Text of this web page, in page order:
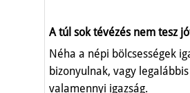
A túl sok tévézés nem tesz
Néha a népi bölcsességek
bizonyulnak, vagy
valamennyi igazság.